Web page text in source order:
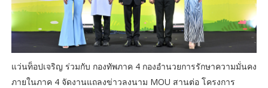
แว่นท็อปเจริญ ร่วมกับ กองทัพภาค 4 กองอำนวยการรักษาความมั่นคง
ภายในภาค 4 จัดงานแถลงข่าวลงนาม MOU สานต่อ โครงการ